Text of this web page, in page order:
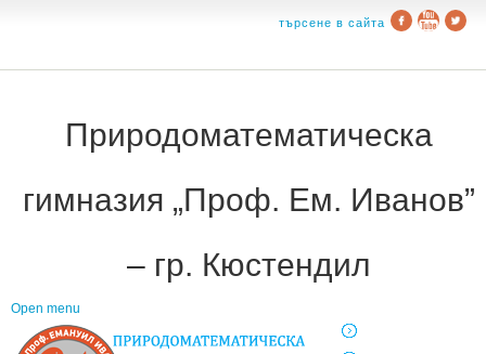
търсене в сайта
Природоматематическа
гимназия „Проф. Ем. Иванов”
– гр. Кюстендил
Open menu